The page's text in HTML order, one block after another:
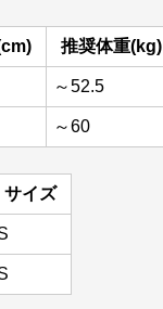
推奨体重(kg)
～52.5
～60
サイズ